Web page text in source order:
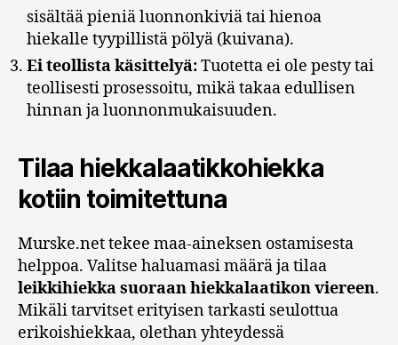
sisältää pieniä luonnonkiviä tai hienoa
hiekalle tyypillistä pölyä (kuivana).
Ei teollista käsittelyä:Tuotetta ei ole pesty tai
teollisesti prosessoitu, mikä takaa edullisen
hinnan ja luonnonmukaisuuden.
Tilaa hiekkalaatikkohiekka
kotiin toimitettuna
Murske.net tekee maa-aineksen ostamisesta
helppoa. Valitse haluamasi määrä ja tilaa
leikkihiekka suoraan hiekkalaatikon viereen.
Mikäli tarvitset erityisen tarkasti seulottua
erikoishiekkaa, olethan yhteydessä